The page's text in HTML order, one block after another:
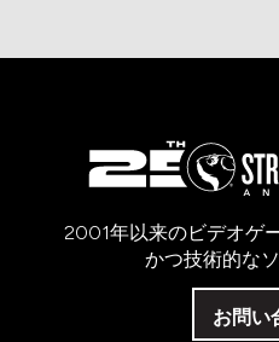
2001年以来のビデオゲ
かつ技術的な
お問い